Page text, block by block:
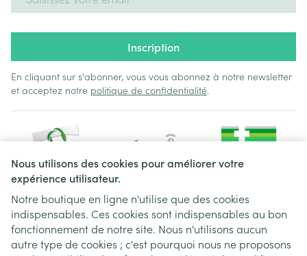
Nous utilisons des cookies pour améliorer votre
expérience utilisateur.
Notre boutique en ligne n'utilise que des cookies
indispensables. Ces cookies sont indispensables au bon
fonctionnement de notre site. Nous n'utilisons aucun
autre type de cookies ; c'est pourquoi nous ne proposons
Inscription
En cliquant sur s'abonner, vous vous abonnez à notre newsletter
et acceptez notre politique de confidentialité.
Liens légaux